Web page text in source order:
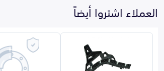
العملاء اشتروا أيضاً